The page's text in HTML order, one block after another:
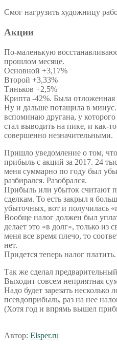
Смог нагрузить художницу
Акции
По-маленькую
прошлом месяце.
Основной +3,17%
Второй +3,33%
Тиньков +2,5%
Крипта -42%. Была отложенная
Ну и дальше потащила в
вспоминаю другана, у
стал выводить на пике, и как-
совершенно незначительными.
Пришло уведомление о том, что
прибыль с акций за 2017. 24
меня суммарно по году был
разбирался. Разобрался.
Прибыль или убыток считают
сделкам. То есть закрыл я
убыточных, вот и получилась
Вообще налог должен был
делает это «в долг», только из
меня все время плечо, то
нет.
Придется теперь налог платить.
Так же сделал предварительный
Выходит совсем неприятная
Надо будет зарезать несколько
псевдоприбыль, раз на нее
(Хотя год и впрямь вышел
Автор: Elsper.ru